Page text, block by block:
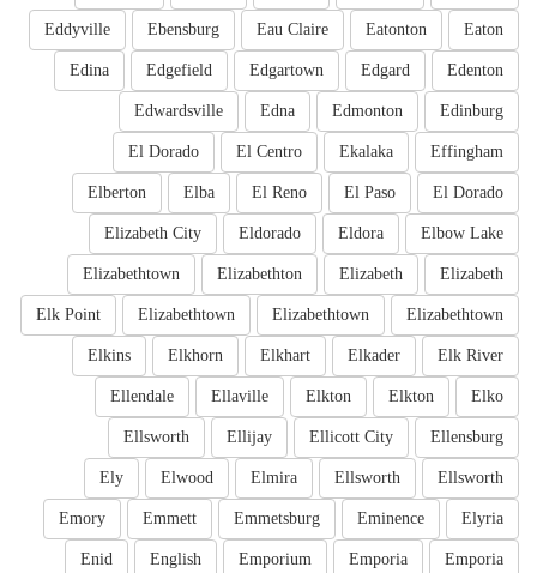
Eaton
Eatonton
Eau Claire
Ebensburg
Eddyville
Edenton
Edgard
Edgartown
Edgefield
Edina
Edinburg
Edmonton
Edna
Edwardsville
Effingham
Ekalaka
El Centro
El Dorado
El Dorado
El Paso
El Reno
Elba
Elberton
Elbow Lake
Eldora
Eldorado
Elizabeth City
Elizabeth
Elizabeth
Elizabethton
Elizabethtown
Elizabethtown
Elizabethtown
Elizabethtown
Elk Point
Elk River
Elkader
Elkhart
Elkhorn
Elkins
Elko
Elkton
Elkton
Ellaville
Ellendale
Ellensburg
Ellicott City
Ellijay
Ellsworth
Ellsworth
Ellsworth
Elmira
Elwood
Ely
Elyria
Eminence
Emmetsburg
Emmett
Emory
Emporia
Emporia
Emporium
English
Enid